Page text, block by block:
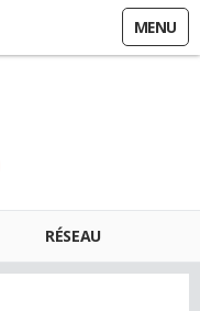
MENU
RÉSEAU